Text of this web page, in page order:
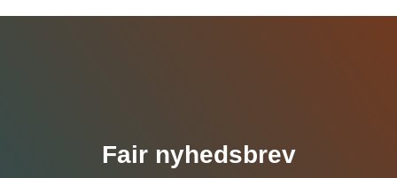
Fair nyhedsbrev